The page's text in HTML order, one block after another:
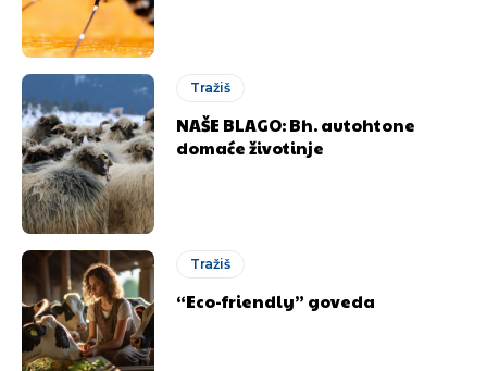
Tražiš
NAŠE BLAGO: Bh. autohtone
domaće životinje
Tražiš
“Eco-friendly” goveda